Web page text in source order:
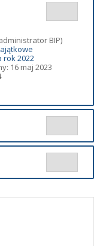
BIP)
rok 2022
16 maj 2023
Dodany